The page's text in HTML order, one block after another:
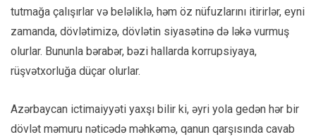
tutmağa çalışırlar və beləliklə, həm öz nüfuzlarını itirirlər, eyni
zamanda, dövlətimizə, dövlətin siyasətinə də ləkə vurmuş
olurlar. Bununla bərabər, bəzi hallarda korrupsiyaya,
rüşvətxorluğa düçar olurlar.
Azərbaycan ictimaiyyəti yaxşı bilir ki, əyri yola gedən hər bir
dövlət məmuru nəticədə məhkəmə, qanun qarşısında cavab